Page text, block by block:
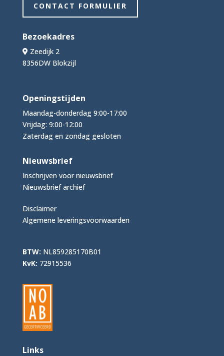
CONTACT FORMULIER
Bezoekadres
Zeedijk 2
8356DW Blokzijl
Openingstijden
Maandag-donderdag 9:00-17:00
Vrijdag: 9:00-12:00
Zaterdag en zondag gesloten
Nieuwsbrief
Inschrijven voor nieuwsbrief
Nieuwsbrief archief
Disclaimer
Algemene leveringsvoorwaarden
BTW: NL859285170B01
KvK: 72915536
Links